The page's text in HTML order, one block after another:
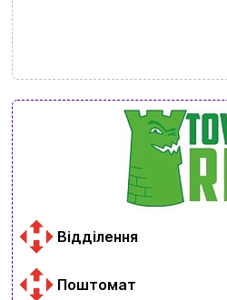
Відділення
Поштомат